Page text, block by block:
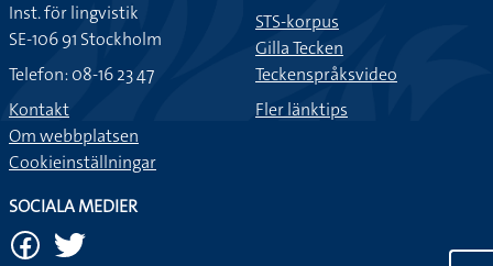
Inst. för lingvistik
SE-106 91 Stockholm
Telefon: 08-16 23 47
Kontakt
Om webbplatsen
Cookieinställningar
STS-korpus
Gilla Tecken
Teckenspråksvideo
Fler länktips
SOCIALA MEDIER